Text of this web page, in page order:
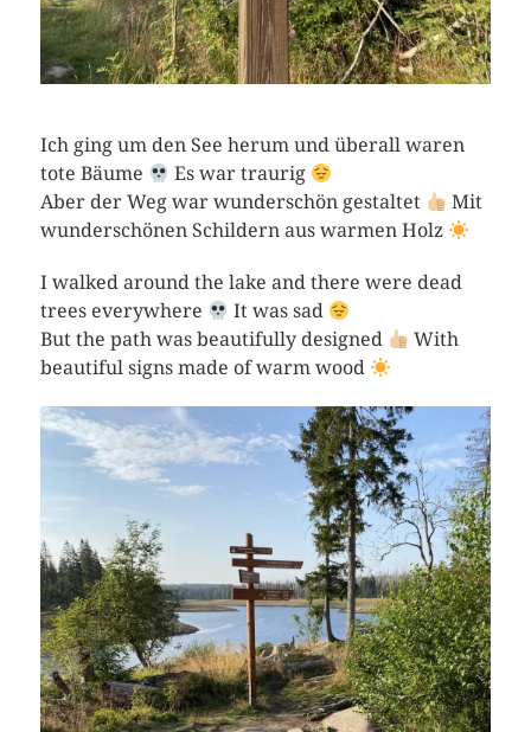
Ich ging um den See herum und überall waren
tote Bäume
Es war traurig
Aber der Weg war wunderschön gestaltet
Mit
wunderschönen Schildern aus warmen Holz
I walked around the lake and there were dead
trees everywhere
It was sad
But the path was beautifully designed
With
beautiful signs made of warm wood